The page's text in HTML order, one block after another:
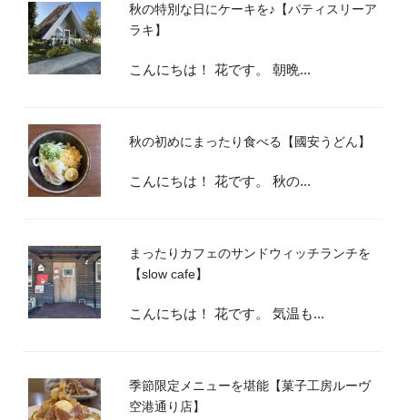
秋の特別な日にケーキを♪【パティスリーア
ラキ】
こんにちは！ 花です。 朝晩...
秋の初めにまったり食べる【國安うどん】
こんにちは！ 花です。 秋の...
まったりカフェのサンドウィッチランチを
【slow cafe】
こんにちは！ 花です。 気温も...
季節限定メニューを堪能【菓子工房ルーヴ
空港通り店】